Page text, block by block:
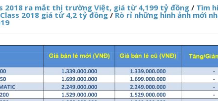
2018 ra mắt thị trường Việt, giá từ 4,199 tỷ đồng / Tìm
2018 giá từ 4,2 tỷ đồng /Rò rỉ những hình ảnh mới